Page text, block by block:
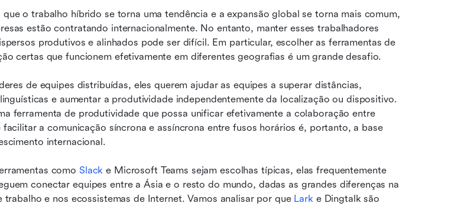
que o trabalho híbrido se torna uma tendência e a expansão global se torna mais comum,
estão contratando internacionalmente. No entanto, manter esses trabalhadores
produtivos e alinhados pode ser difícil. Em particular, escolher as ferramentas de
certas que funcionem efetivamente em diferentes geografias é um grande desafio.
de equipes distribuídas, eles querem ajudar as equipes a superar distâncias,
e aumentar a produtividade independentemente da localização ou dispositivo.
ferramenta de produtividade que possa unificar efetivamente a colaboração entre
facilitar a comunicação síncrona e assíncrona entre fusos horários é, portanto, a base
internacional.
como Slack e Microsoft Teams sejam escolhas típicas, elas frequentemente
conectar equipes entre a Ásia e o resto do mundo, dadas as grandes diferenças na
trabalho e nos ecossistemas de Internet. Vamos analisar por que Lark e Dingtalk são